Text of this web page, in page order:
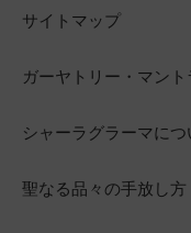
サイトマップ
ガーヤトリー・マント
シャーラグラーマにつ
聖なる品々の手放し方